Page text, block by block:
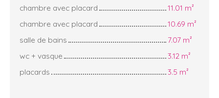
chambre avec placard
11.01 m²
chambre avec placard
10.69 m²
salle de bains
7.07 m²
wc + vasque
3.12 m²
placards
3.5 m²